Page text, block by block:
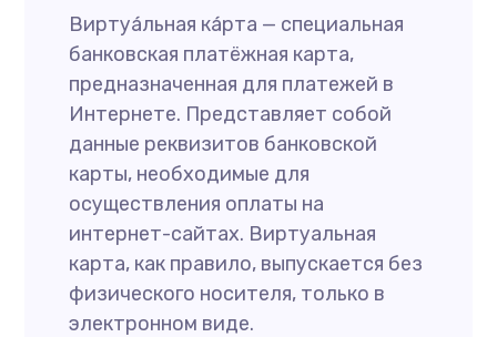
Виртуа́льная ка́рта — специальная
банковская платёжная карта,
предназначенная для платежей в
Интернете. Представляет собой
данные реквизитов банковской
карты, необходимые для
осуществления оплаты на
интернет-сайтах. Виртуальная
карта, как правило, выпускается без
физического носителя, только в
электронном виде.